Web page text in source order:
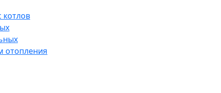
котлов
отопления